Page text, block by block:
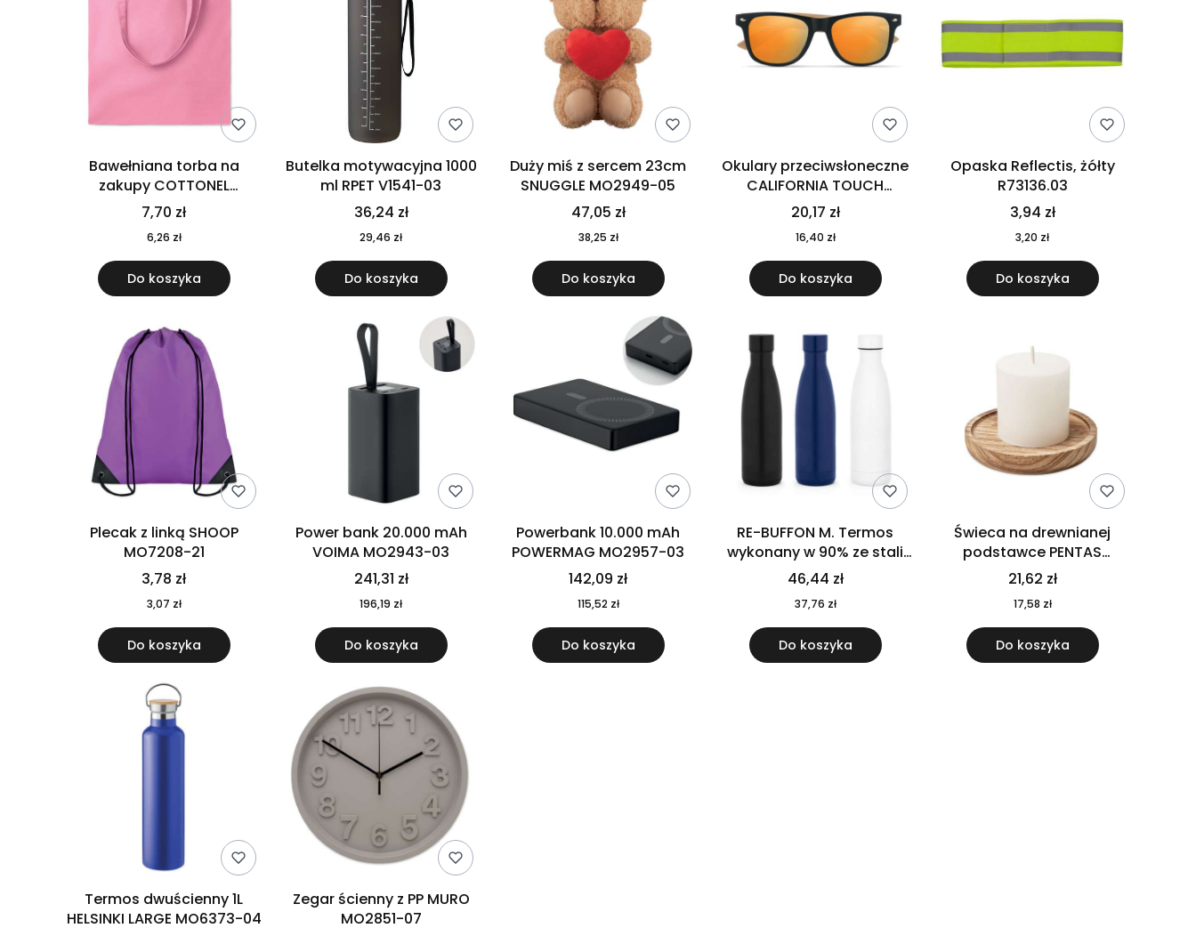
Bawełniana torba na
zakupy COTTONEL
COLOUR++ MO9846-11
7,70 zł
6,26 zł
Do koszyka
Butelka motywacyjna 1000
ml RPET V1541-03
36,24 zł
29,46 zł
Do koszyka
Duży miś z sercem 23cm
SNUGGLE MO2949-05
47,05 zł
38,25 zł
Do koszyka
Okulary przeciwsłoneczne
CALIFORNIA TOUCH
MO9617-10
20,17 zł
16,40 zł
Do koszyka
Opaska Reflectis, żółty
R73136.03
3,94 zł
3,20 zł
Do koszyka
Plecak z linką SHOOP
MO7208-21
3,78 zł
3,07 zł
Do koszyka
Power bank 20.000 mAh
VOIMA MO2943-03
241,31 zł
196,19 zł
Do koszyka
Powerbank 10.000 mAh
POWERMAG MO2957-03
142,09 zł
115,52 zł
Do koszyka
RE-BUFFON M. Termos
wykonany w 90% ze stali
nierdzewnej pochodzącej z
recyklingu 520 ml 94294
46,44 zł
37,76 zł
Do koszyka
Świeca na drewnianej
podstawce PENTAS
MO6282-40
21,62 zł
17,58 zł
Do koszyka
Termos dwuścienny 1L
HELSINKI LARGE MO6373-04
Zegar ścienny z PP MURO
MO2851-07